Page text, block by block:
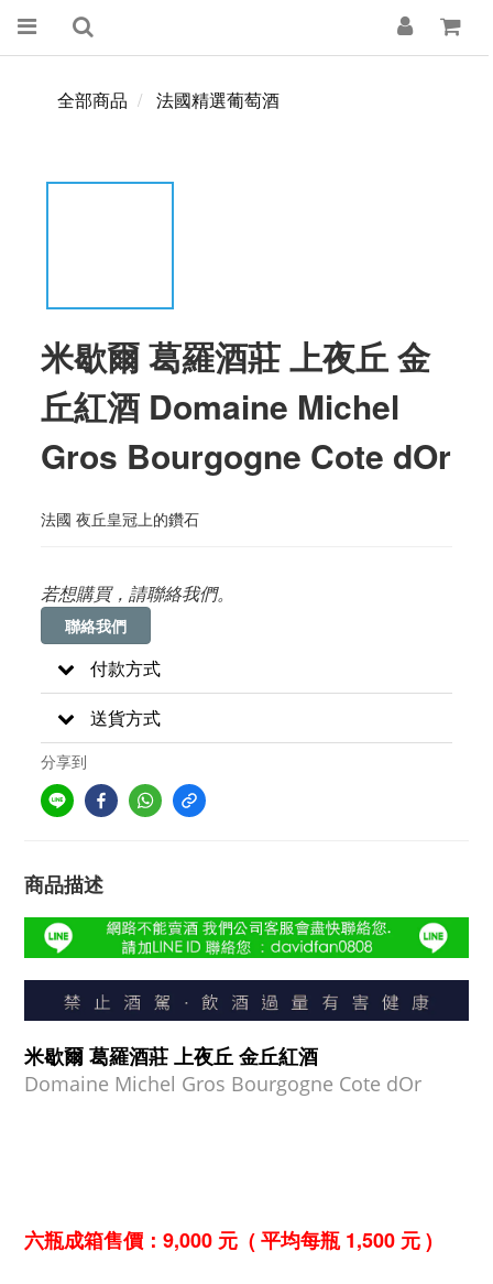
全部商品 法國精選葡萄酒
米歇爾 葛羅酒莊 上夜丘 金
丘紅酒 Domaine Michel
Gros Bourgogne Cote dOr
法國 夜丘皇冠上的鑽石
若想購買，請聯絡我們。
聯絡我們
付款方式
送貨方式
分享到
商品描述
米歇爾 葛羅酒莊 上夜丘 金丘紅酒
Domaine Michel Gros Bourgogne Cote dOr
六瓶成箱售價：9,000 元 ( 平均每瓶 1,500 元 )